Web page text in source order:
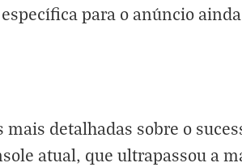
para o anúncio
detalhadas sobre o
atual, que ultrapassou a